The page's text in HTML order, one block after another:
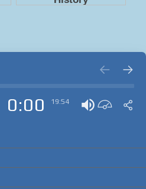
0:00 19:54